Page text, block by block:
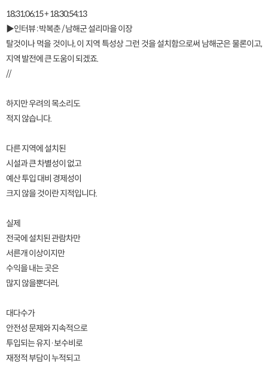
18;31;06;15 + 18;30;54;13
▶인터뷰 : 박복춘 / 남해군 설리마을 이장
탈것이나 먹을 것이나, 이 지역 특성상 그런 것을 설치함으로써 남해군은 물론이고,
지역 발전에 큰 도움이 되겠죠.
//
하지만 우려의 목소리도
적지 않습니다.
다른 지역에 설치된
시설과 큰 차별성이 없고
예산 투입 대비 경제성이
크지 않을 것이란 지적입니다.
실제
전국에 설치된 관람차만
서른개 이상이지만
수익을 내는 곳은
많지 않을뿐더러,
대다수가
안전성 문제와 지속적으로
투입되는 유지·보수비로
재정적 부담이 누적되고